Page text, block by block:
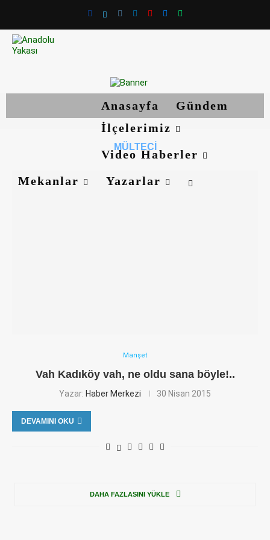
Anasayfa
Gündem
İlçelerimiz
Video Haberler
Mekanlar
Yazarlar
MÜLTECI
Manşet
Vah Kadıköy vah, ne oldu sana böyle!..
Yazar: Haber Merkezi 30 Nisan 2015
DEVAMINI OKU
DAHA FAZLASINI YÜKLE